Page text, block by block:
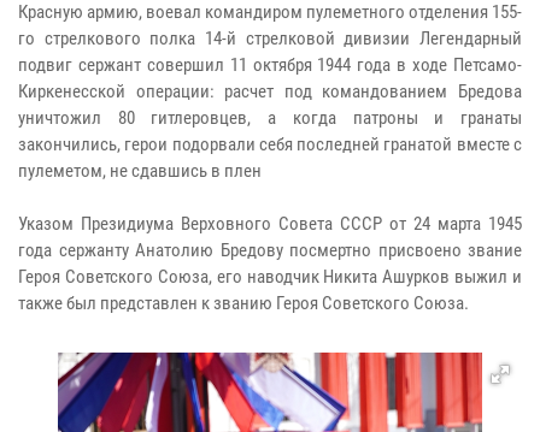
Красную армию, воевал командиром пулеметного отделения 155-
го стрелкового полка 14-й стрелковой дивизии Легендарный
подвиг сержант совершил 11 октября 1944 года в ходе Петсамо-
Киркенесской операции: расчет под командованием Бредова
уничтожил 80 гитлеровцев, а когда патроны и гранаты
закончились, герои подорвали себя последней гранатой вместе с
пулеметом, не сдавшись в плен
Указом Президиума Верховного Совета СССР от 24 марта 1945
года сержанту Анатолию Бредову посмертно присвоено звание
Героя Советского Союза, его наводчик Никита Ашурков выжил и
также был представлен к званию Героя Советского Союза.